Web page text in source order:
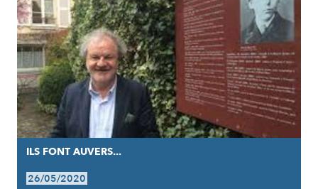
ILS FONT AUVERS...
26/05/2020